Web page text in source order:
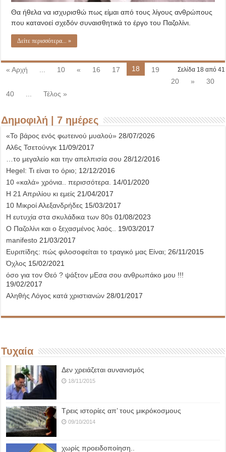
Θα ήθελα να ισχυρισθώ πως είμαι από τους λίγους ανθρώπους
που κατανοεί σχεδόν συναισθητικά το έργο του Παζολίνι.
Δείτε περισσότερα... »
Σελίδα 18 από 41
« Αρχή 10 « 16 17 18
19
20
»
30
40
Τέλος »
Δημοφιλή | 7 ημέρες
«Το βάρος ενός φωτεινού μυαλού» 28/07/2026
Αλ6ς Τσετούνγκ 11/09/2017
…το μεγαλείο και την απελπισία σου 28/12/2016
Hegel: Τι είναι το όριο; 12/12/2016
10 «καλά» χρόνια.. περισσότερα. 14/01/2020
Η 21 Απριλίου κι εμείς 21/04/2017
10 Μικροί Αλεξανδρήδες 15/03/2017
Η ευτυχία στα σκυλάδικα των 80s 01/08/2023
Ο Παζολίνι και ο ξεχασμένος λαός..
19/03/2017
manifesto 21/03/2017
Ευριπίδης: πώς φιλοσοφείται το τραγικό μας Είναι; 26/11/2015
Όχλος 15/02/2021
όσο για τον Θεό ? ψάξτον μΕσα σου ανθρωπάκο μου !!!
19/02/2017
Αληθής Λόγος κατά χριστιανών 28/01/2017
Τυχαία
Δεν χρειάζεται αυνανισμός
18/11/2015
Τρεις ιστορίες απ’ τους μικρόκοσμους
09/10/2014
χωρίς προειδοποίηση..